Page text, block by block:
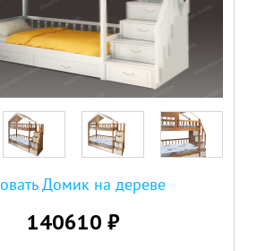
Домик на дереве
140610 ₽